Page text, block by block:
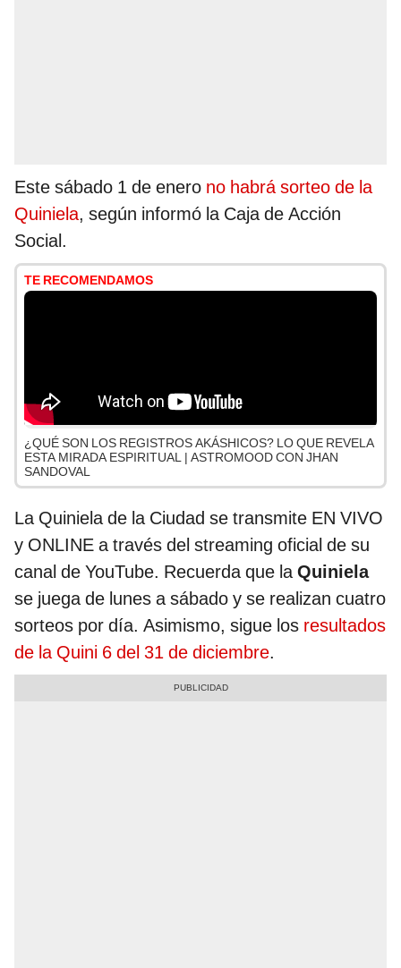
Este sábado 1 de enero no habrá sorteo de la
Quiniela, según informó la Caja de Acción
Social.
TE RECOMENDAMOS
¿QUÉ SON LOS REGISTROS AKÁSHICOS? LO QUE REVELA
ESTA MIRADA ESPIRITUAL | ASTROMOOD CON JHAN
SANDOVAL
La Quiniela de la Ciudad se transmite EN VIVO
y ONLINE a través del streaming oficial de su
canal de YouTube. Recuerda que laQuiniela
se juega de lunes a sábado y se realizan cuatro
sorteos por día. Asimismo, sigue los resultados
de la Quini 6 del 31 de diciembre.